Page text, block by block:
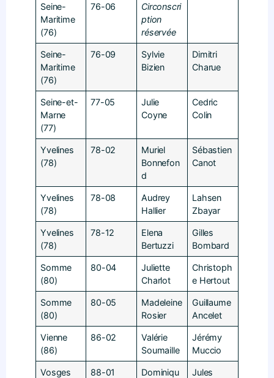
Seine-
Maritime
(76)
76-06
Circonscri
ption
réservée
Seine-
Maritime
(76)
76-09
Sylvie
Bizien
Dimitri
Charue
Seine-et-
Marne
(77)
77-05
Julie
Coyne
Cedric
Colin
Yvelines
(78)
78-02
Muriel
Bonnefon
d
Sébastien
Canot
Yvelines
(78)
78-08
Audrey
Hallier
Lahsen
Zbayar
Yvelines
(78)
78-12
Elena
Bertuzzi
Gilles
Bombard
Somme
(80)
80-04
Juliette
Charlot
Christoph
e Hertout
Somme
(80)
80-05
Madeleine
Rosier
Guillaume
Ancelet
Vienne
(86)
86-02
Valérie
Soumaille
Jérémy
Muccio
Vosges
88-01
Dominiqu
Jules